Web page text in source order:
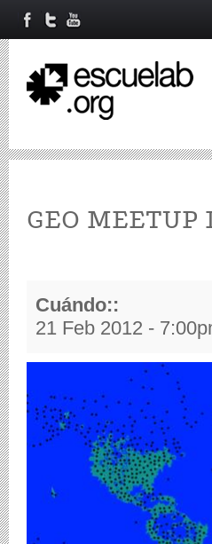
GEO
Cuándo::
21 Feb 2012 -